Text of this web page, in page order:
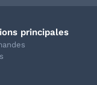
principales